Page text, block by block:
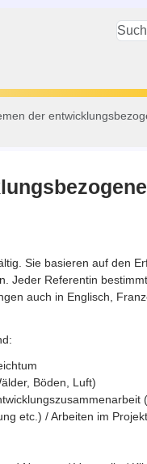
der
Sie basieren auf den
Jeder Referentin
auch in Englisch,
Böden, Luft)
etc.) / Arbeiten im Projekt